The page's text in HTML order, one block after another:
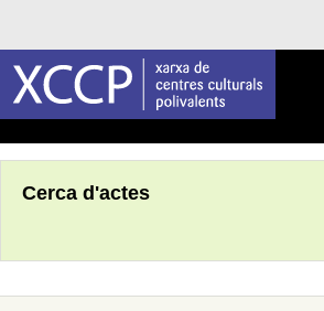
Cerca d'actes